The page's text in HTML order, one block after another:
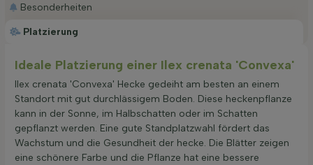
Platzierung
Besonderheiten
Ideale Platzierung einer Ilex crenata 'Convexa'
Ilex crenata 'Convexa' Hecke gedeiht am besten an einem
Standort mit gut durchlässigem Boden. Diese heckenpflanze
kann in der Sonne, im Halbschatten oder im Schatten
gepflanzt werden. Eine gute Standplatzwahl fördert das
Wachstum und die Gesundheit der hecke. Die Blätter zeigen
eine schönere Farbe und die Pflanze hat eine bessere